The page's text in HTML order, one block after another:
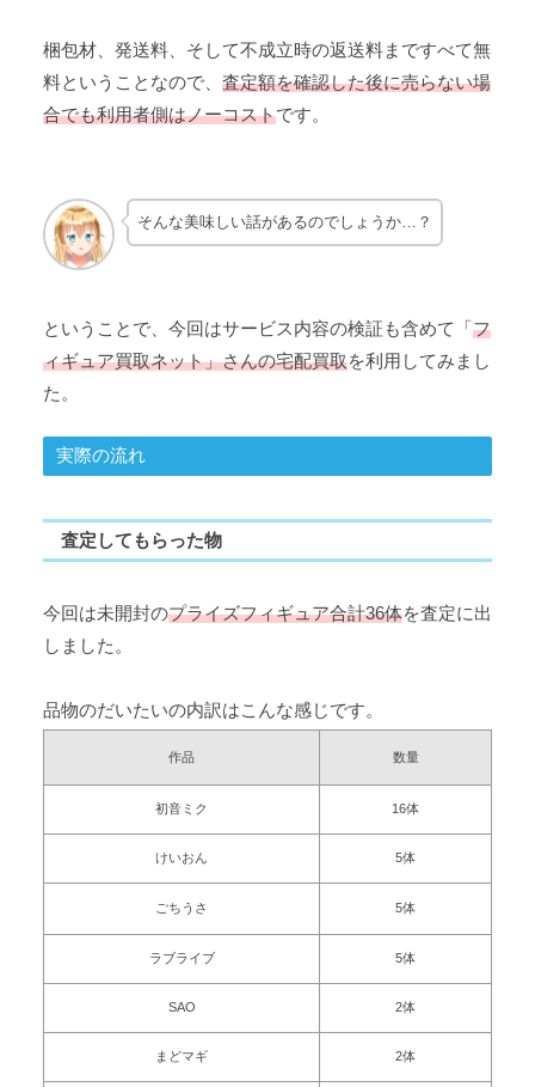
梱包材、発送料、そして不成立時の返送料まですべて無
料ということなので、 査定額を確認した後に売らない場
合でも利用者側はノーコストです。
そんな美味しい話があるのでしょうか…？
ということで、今回はサービス内容の検証も含めて「フ
ィギュア買取ネット」さんの宅配買取を利用してみまし
た。
実際の流れ
査定してもらった物
今回は未開封のプライズフィギュア合計36体を査定に出
しました。
品物のだいたいの内訳はこんな感じです。
作品 数量
初音ミク 16体
けいおん 5体
ごちうさ 5体
ラブライブ 5体
SAO 2体
まどマギ 2体